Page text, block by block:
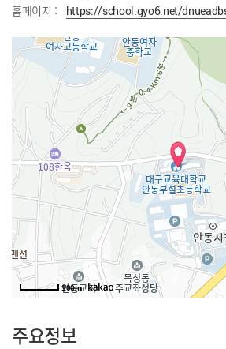
홈페이지 :
https://school.gyo6.net/
100m
주요정보